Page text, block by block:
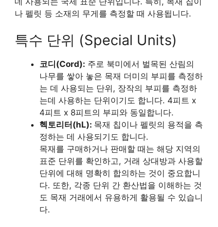
나 펠릿 등 소재의 무게를 측정할 때 사용됩니다.
특수 단위 (Special Units)
코디(Cord): 주로 북미에서 벌목된 산림의
나무를 쌓아 놓은 목재 더미의 부피를 측정하
는 데 사용되는 단위, 장작의 부피를 측정하
는데 사용하는 단위이기도 합니다. 4피트 x
4피트 x 8피트의 부피와 동일합니다.
헥토리터(hL): 목재 칩이나 펠릿의 용적을 측
정하는 데 사용되기도 합니다.
목재를 구매하거나 판매할 때는 해당 지역의
표준 단위를 확인하고, 거래 상대방과 사용할
단위에 대해 명확히 합의하는 것이 중요합니
다. 또한, 각종 단위 간 환산법을 이해하는 것
도 목재 거래에서 유용하게 활용될 수 있습니
다.